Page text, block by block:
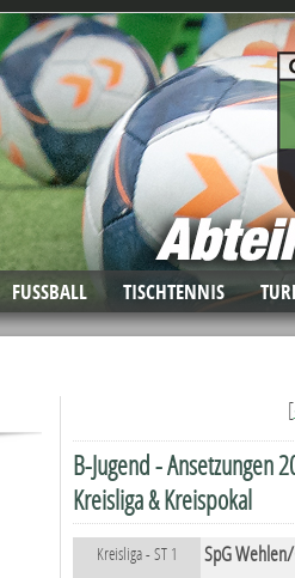
FUSSBALL TISCHTENNIS
[
B-Jugend - Ansetzungen
Kreisliga & Kreispokal
Kreisliga - ST 1 SpG